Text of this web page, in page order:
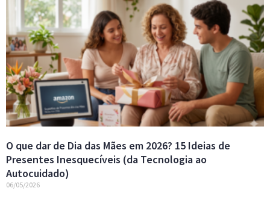
O que dar de Dia das Mães em 2026? 15 Ideias de
Presentes Inesquecíveis (da Tecnologia ao
Autocuidado)
06/05/2026